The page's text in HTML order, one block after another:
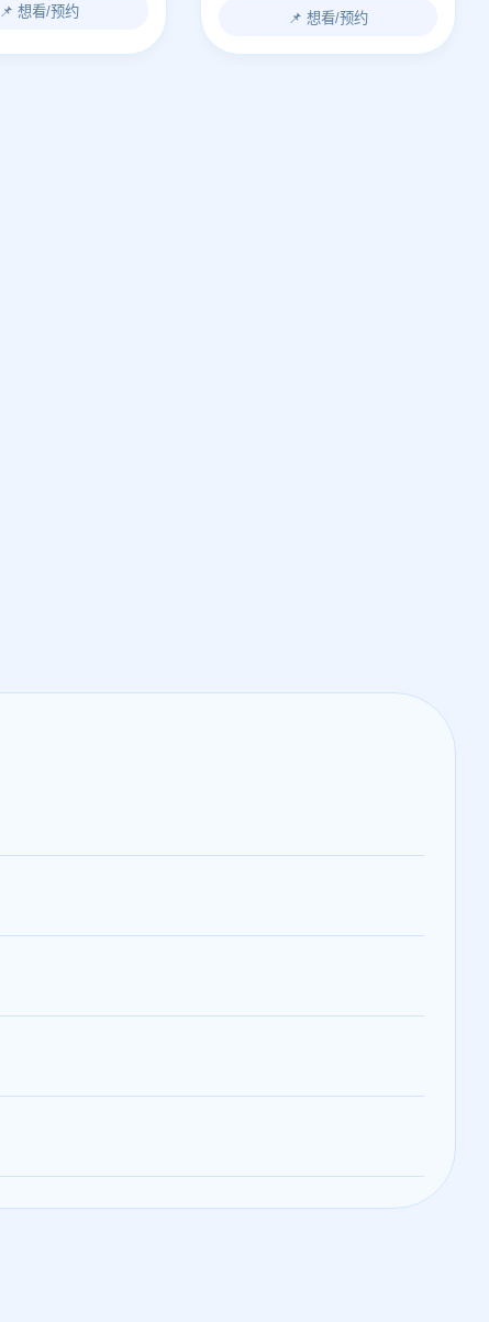
📌 想看/预约 📌 想看/预约